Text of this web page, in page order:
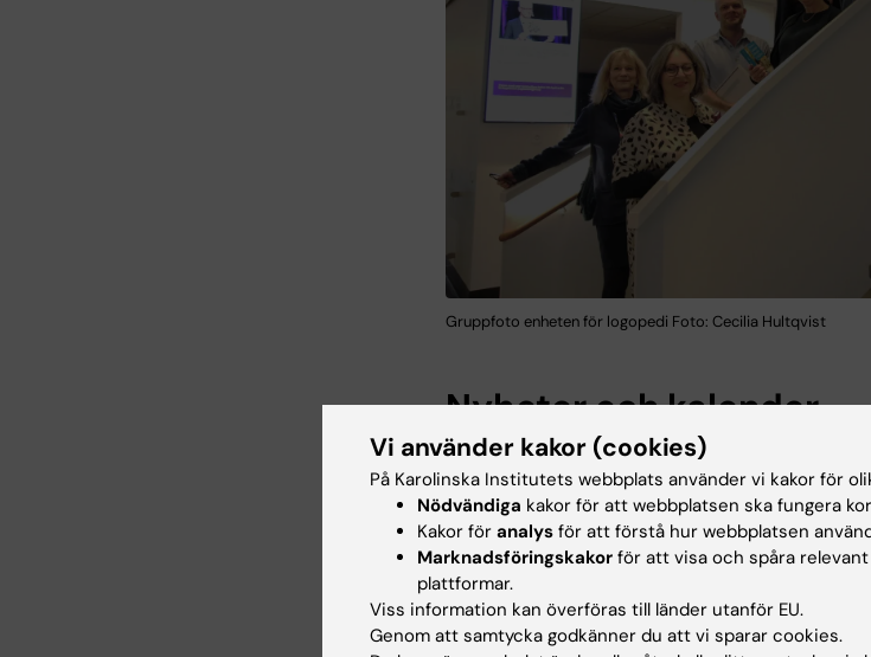
Gruppfoto enheten för logopedi Foto: Cecilia Hultqvist
Nyheter och kalender
Utvalda nyheter
Vi använder kakor (cookies)
På Karolinska Institutets webbplats använder vi kakor för
Nödvändiga kakor för att webbplatsen ska fungera
Kakor för analys för att förstå hur webbplatsen
Marknadsföringskakor för att visa och spåra
plattformar.
Viss information kan överföras till länder utanför EU.
Genom att samtycka godkänner du att vi sparar cookies.